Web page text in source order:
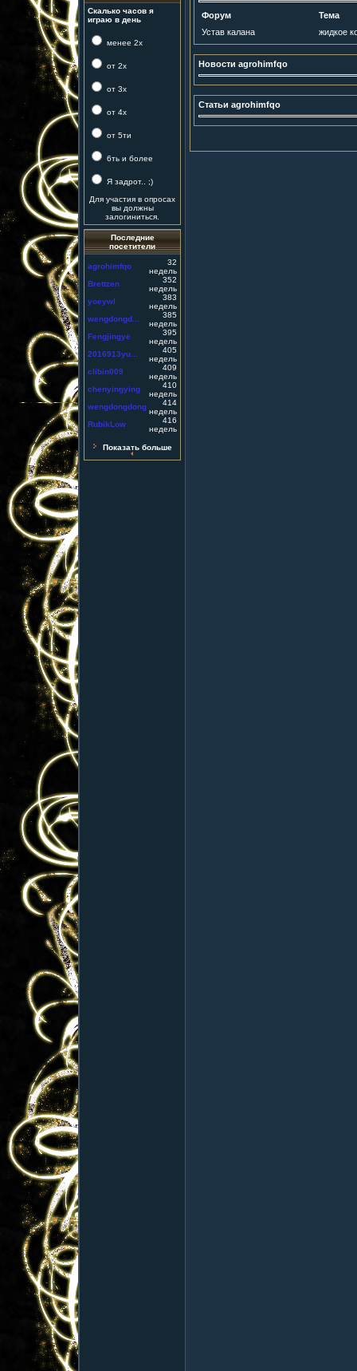
Скалько часов я
играю в день
менее 2х
от 2х
от 3х
от 4х
от 5ти
6ть и более
Я задрот.. ;)
Для участия в опросах
вы должны
залогиниться.
Последние
посетители
agrohimfqo
32
недель
Brettzen
352
недель
yoeywl
383
недель
wengdongd...
385
недель
Fengjingye
395
недель
2016913yu...
405
недель
clibin009
409
недель
chenyingying
410
недель
wengdongdong
414
недель
RubikLow
416
недель
Показать больше
Форум
Тема
Устав калана
жидкое
Новости agrohimfqo
Статьи agrohimfqo